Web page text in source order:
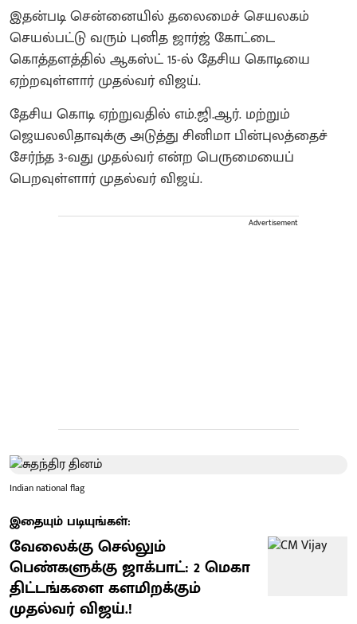
இதன்படி சென்னையில் தலைமைச் செயலகம்
செயல்பட்டு வரும் புனித ஜார்ஜ் கோட்டை
கொத்தளத்தில் ஆகஸ்ட் 15-ல் தேசிய கொடியை
ஏற்றவுள்ளார் முதல்வர் விஜய்.
தேசிய கொடி ஏற்றுவதில் எம்.ஜி.ஆர். மற்றும்
ஜெயலலிதாவுக்கு அடுத்து சினிமா பின்புலத்தைச்
சேர்ந்த 3-வது முதல்வர் என்ற பெருமையைப்
பெறவுள்ளார் முதல்வர் விஜய்.
Advertisement
Indian national flag
இதையும் படியுங்கள்:
வேலைக்கு செல்லும்
பெண்களுக்கு ஜாக்பாட்: 2 மெகா
திட்டங்களை களமிறக்கும்
முதல்வர் விஜய்.!